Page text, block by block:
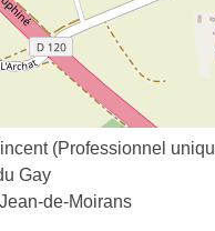
(Professionnel
Gay
de-Moirans